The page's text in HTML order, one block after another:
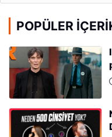
POPÜLER